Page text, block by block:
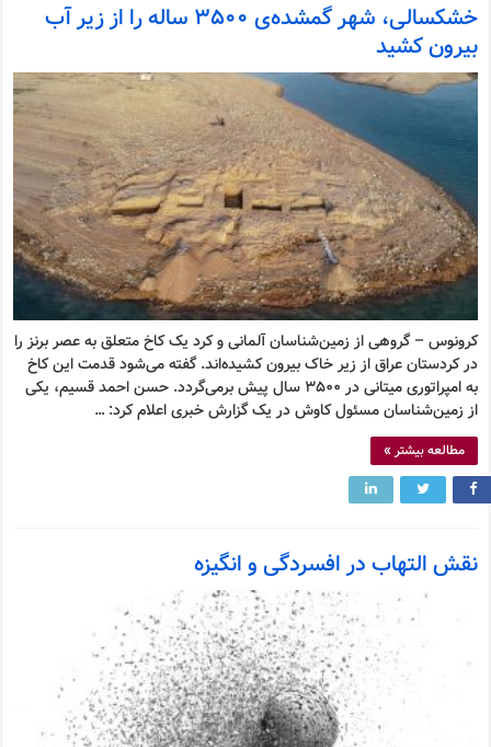
خشکسالی، شهر گمشده‌ی ۳۵۰۰ ساله را از زیر آب
بیرون کشید
کرونوس – گروهی از زمین‌شناسان آلمانی و کرد یک کاخ متعلق به عصر برنز را
در کردستان عراق از زیر خاک بیرون کشیده‌اند. گفته می‌شود قدمت این کاخ
به امپراتوری میتانی در ۳۵۰۰ سال پیش برمی‌گردد. حسن احمد قسیم، یکی
از زمین‌شناسان مسئول کاوش در یک گزارش خبری اعلام کرد: …
مطالعه بیشتر »
نقش التهاب در افسردگی و انگیزه